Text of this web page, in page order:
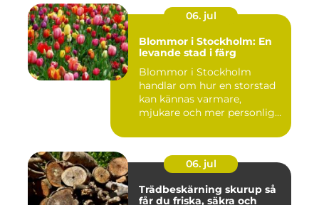
06. jul
Blommor i Stockholm: En
levande stad i färg
Blommor i Stockholm
handlar om hur en storstad
kan kännas varmare,
mjukare och mer personlig
06. jul
Trädbeskärning skurup så
får du friska, säkra och